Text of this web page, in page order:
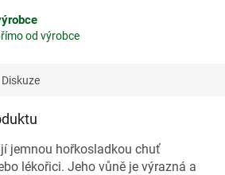
od výrobce
Diskuze
jemnou hořkosladkou chuť
lékořici. Jeho vůně je výrazná a